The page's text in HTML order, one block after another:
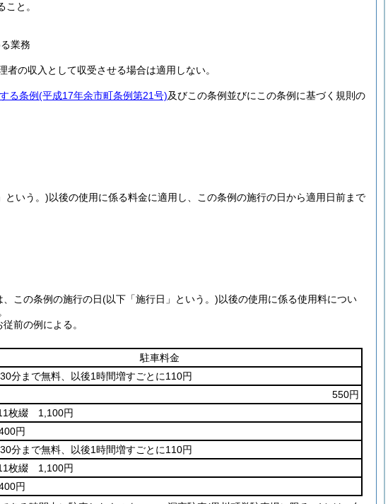
と。
業務
者の収入として収受させる場合は適用しない。
る条例(平成17年余市町条例第21号)及びこの条例並びにこの条例に基づく規則の
という。)以後の使用に係る料金に適用し、この条例の施行の日から適用日前まで
この条例の施行の日(以下「施行日」という。)以後の使用に係る使用料につい
前の例による。
駐車料金
分まで無料、以後1時間増すごとに110円
550円
枚綴 1,100円
円
分まで無料、以後1時間増すごとに110円
枚綴 1,100円
円